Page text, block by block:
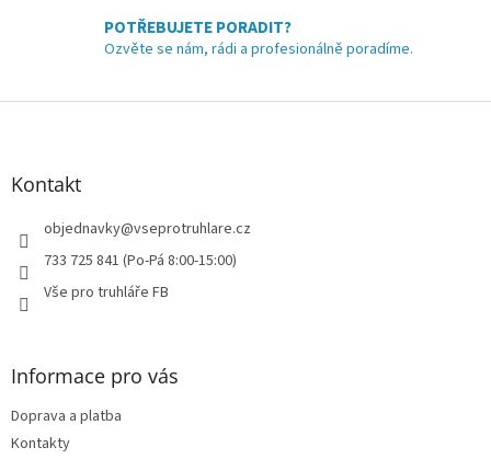
y
v
ý
i
POTŘEBUJETE PORADIT?
Ozvěte se nám, rádi a profesionálně poradíme.
Z
Kontakt
objednavky@vseprotruhlare.cz
733 725 841 (Po-Pá 8:00-15:00)
Vše pro truhláře FB
Informace pro vás
Doprava a platba
Kontakty